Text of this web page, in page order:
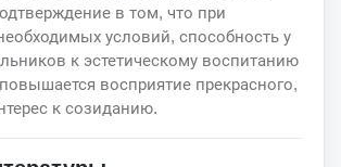
в том, что при
условий, способность у
к эстетическому воспитанию
восприятие прекрасного,
к созиданию.